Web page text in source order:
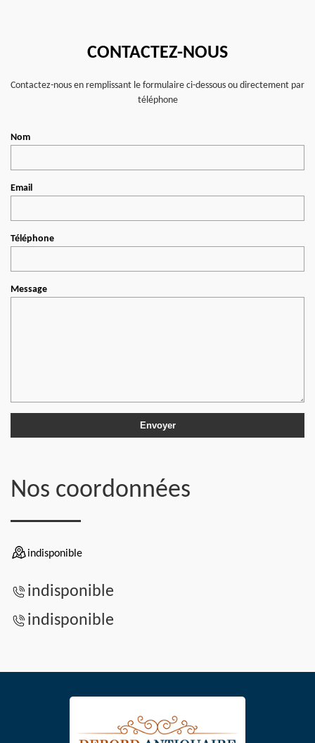
CONTACTEZ-NOUS
Contactez-nous en remplissant le formulaire ci-dessous ou directement par
téléphone
Nom
Email
Téléphone
Message
Nos coordonnées
indisponible
indisponible
indisponible